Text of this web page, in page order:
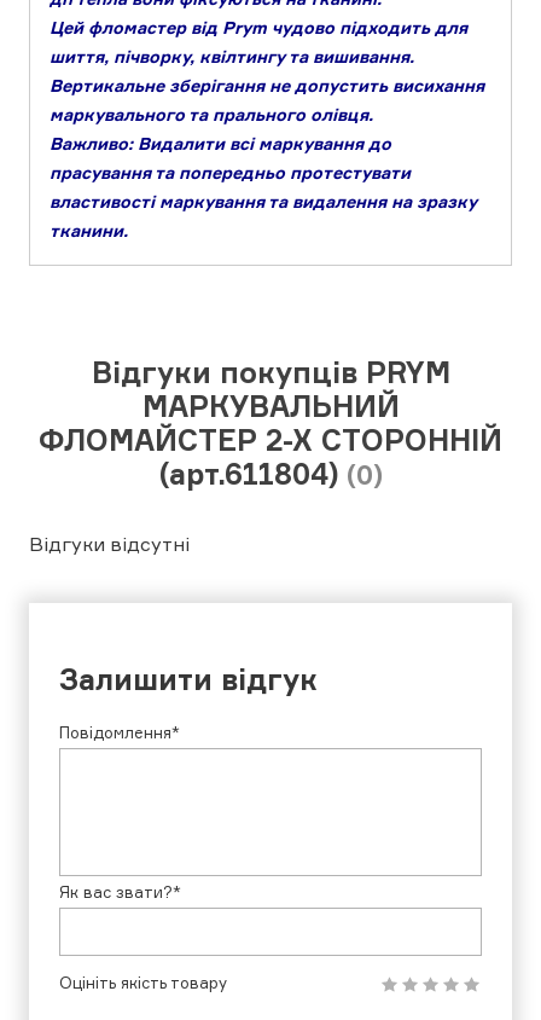
Цей фломастер від Prym чудово підходить для
шиття, пічворку, квілтингу та вишивання.
Вертикальне зберігання не допустить висихання
маркувального та прального олівця.
Важливо: Видалити всі маркування до
прасування та попередньо протестувати
властивості маркування та видалення на зразку
тканини.
Відгуки покупців PRYM
МАРКУВАЛЬНИЙ
ФЛОМАЙСТЕР 2-Х СТОРОННІЙ
(арт.611804) (0)
Відгуки відсутні
Залишити відгук
Повідомлення*
Як вас звати?*
Оцініть якість товару